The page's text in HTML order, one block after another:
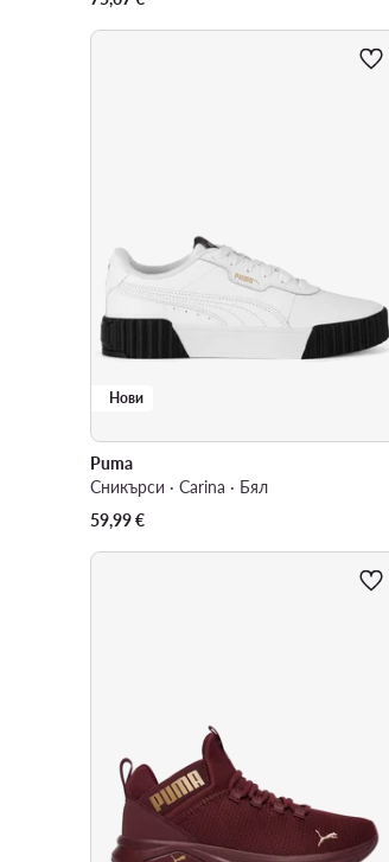
Нови
Puma
Сникърси · Carina · Бял
59,99€